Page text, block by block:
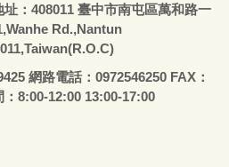
：408011 臺中市南屯區萬和路一
Rd.,Nantun
網路電話：0972546250 FAX：
8:00-12:00 13:00-17:00